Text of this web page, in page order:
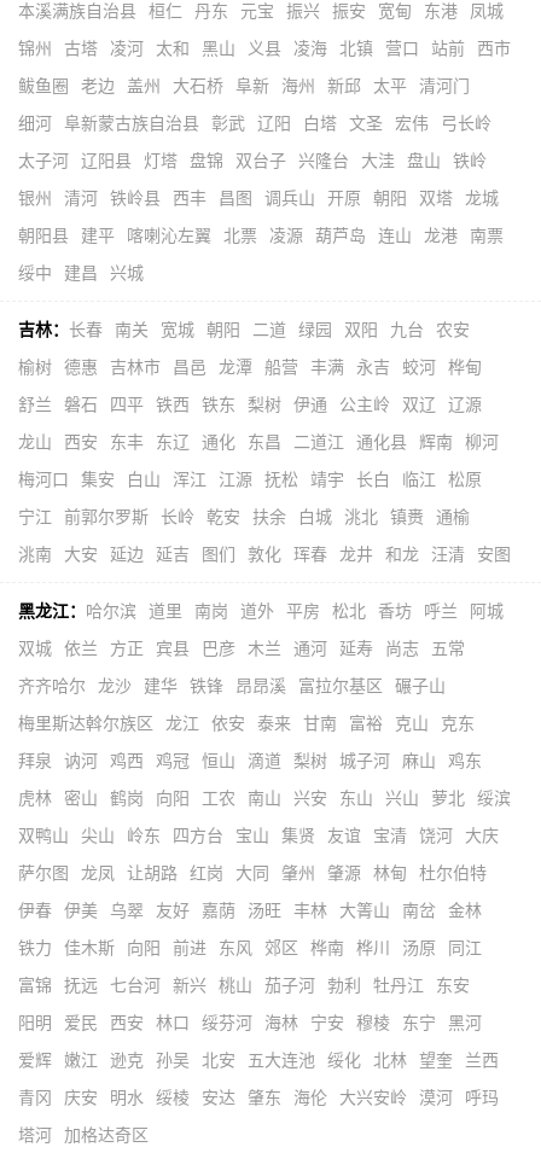
本溪满族自治县
桓仁 丹东 元宝 振兴 振安 宽甸 东港
凤城
锦州
古塔 凌河 太和 黑山 义县 凌海 北镇 营口 站前
西市
鲅鱼圈
老边 盖州 大石桥 阜新 海州 新邱 太平
清河门
细河
阜新蒙古族自治县 彰武 辽阳 白塔 文圣 宏伟
弓长岭
太子河
辽阳县 灯塔 盘锦 双台子 兴隆台 大洼 盘山
铁岭
银州
清河 铁岭县 西丰 昌图 调兵山 开原 朝阳 双塔
龙城
朝阳县
建平 喀喇沁左翼 北票 凌源 葫芦岛 连山 龙港
南票
绥中
建昌 兴城
吉林： 长春 南关 宽城 朝阳 二道 绿园 双阳 九台
农安
榆树
德惠 吉林市 昌邑 龙潭 船营 丰满 永吉 蛟河
桦甸
舒兰
磐石 四平 铁西 铁东 梨树 伊通 公主岭 双辽
辽源
龙山
西安 东丰 东辽 通化 东昌 二道江 通化县 辉南
柳河
梅河口
集安 白山 浑江 江源 抚松 靖宇 长白 临江
松原
宁江
前郭尔罗斯 长岭 乾安 扶余 白城 洮北 镇赉
通榆
洮南
大安 延边 延吉 图们 敦化 珲春 龙井 和龙 汪清 安图
黑龙江： 哈尔滨 道里 南岗 道外 平房 松北 香坊 呼兰
阿城
双城
依兰 方正 宾县 巴彦 木兰 通河 延寿 尚志
五常
齐齐哈尔
龙沙 建华 铁锋 昂昂溪 富拉尔基区
碾子山
梅里斯达斡尔族区
龙江 依安 泰来 甘南 富裕 克山
克东
拜泉
讷河 鸡西 鸡冠 恒山 滴道 梨树 城子河 麻山
鸡东
虎林
密山 鹤岗 向阳 工农 南山 兴安 东山 兴山 萝北
绥滨
双鸭山
尖山 岭东 四方台 宝山 集贤 友谊 宝清 饶河
大庆
萨尔图
龙凤 让胡路 红岗 大同 肇州 肇源 林甸
杜尔伯特
伊春
伊美 乌翠 友好 嘉荫 汤旺 丰林 大箐山 南岔
金林
铁力
佳木斯 向阳 前进 东风 郊区 桦南 桦川 汤原
同江
富锦
抚远 七台河 新兴 桃山 茄子河 勃利 牡丹江
东安
阳明
爱民 西安 林口 绥芬河 海林 宁安 穆棱 东宁
黑河
爱辉
嫩江 逊克 孙吴 北安 五大连池 绥化 北林 望奎
兰西
青冈
庆安 明水 绥棱 安达 肇东 海伦 大兴安岭 漠河
呼玛
塔河
加格达奇区